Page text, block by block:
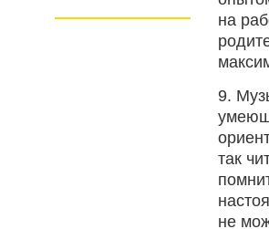
на
9.
так
не